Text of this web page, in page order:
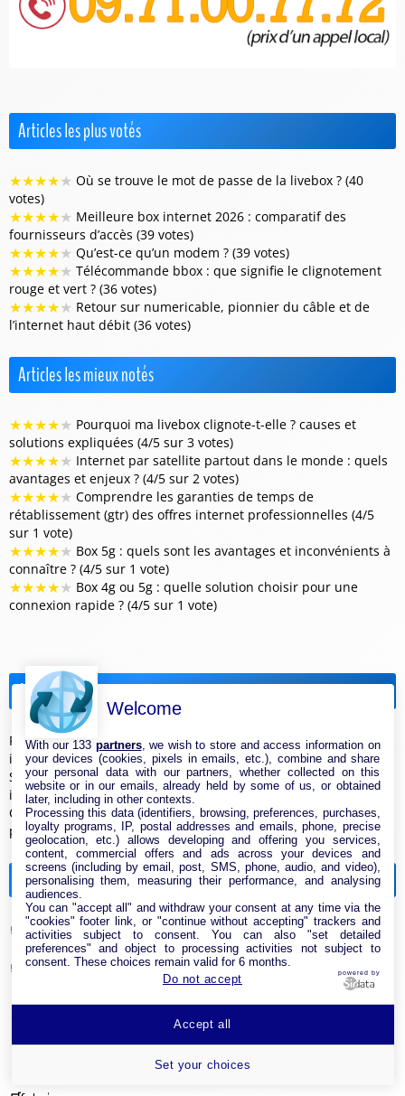
Articles les plus votés
★★★★★ Où se trouve le mot de passe de la livebox ? (40
votes)
★★★★★ Meilleure box internet 2026 : comparatif des
fournisseurs d’accès (39 votes)
★★★★★ Qu’est-ce qu’un modem ? (39 votes)
★★★★★ Télécommande bbox : que signifie le clignotement
rouge et vert ? (36 votes)
★★★★★ Retour sur numericable, pionnier du câble et de
l’internet haut débit (36 votes)
Articles les mieux notés
★★★★★ Pourquoi ma livebox clignote-t-elle ? causes et
solutions expliquées (4/5 sur 3 votes)
★★★★★ Internet par satellite partout dans le monde : quels
avantages et enjeux ? (4/5 sur 2 votes)
★★★★★ Comprendre les garanties de temps de
rétablissement (gtr) des offres internet professionnelles (4/5
sur 1 vote)
★★★★★ Box 5g : quels sont les avantages et inconvénients à
connaître ? (4/5 sur 1 vote)
★★★★★ Box 4g ou 5g : quelle solution choisir pour une
connexion rapide ? (4/5 sur 1 vote)
Actualités
Freebox Pop S : voici deux bonnes raisons de souscrire la box
internet fibre optique - MonPetitForfait
Sans engagement, sans TV et surtout pas chère : cette box
internet est pensée pour les étudiants - edcom.fr
Cette box fibre à 22,99 € prouve qu’il n’est pas nécessaire de
payer plus - Ariase
Catégories de la boutique
Antenne & Amplificateur Réseau Internet
Cable Réseau
Adaptateur Ethernet USB
Welcome
With our 133 partners, we wish to store and access information on
your devices (cookies, pixels in emails, etc.), combine and share
your personal data with our partners, whether collected on this
website or in our emails, already held by some of us, or obtained
later, including in other contexts.
Processing this data (identifiers, browsing, preferences, purchases,
loyalty programs, IP, postal addresses and emails, phone, precise
geolocation, etc.) allows developing and offering you services,
content, commercial offers and ads across your devices and
screens (including by email, post, SMS, phone, audio, and video),
personalising them, measuring their performance, and analysing
audiences.
You can "accept all" and withdraw your consent at any time via the
"cookies" footer link, or "continue without accepting" trackers and
activities subject to consent. You can also "set detailed
preferences" and object to processing activities not subject to
consent. These choices remain valid for 6 months.
Do not accept
powered by
Set your choices
Accept all